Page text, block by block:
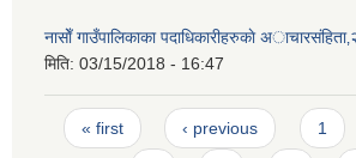
नासाेँ गाउँपालिकाका पदाधिकारीहरुकाे
मिति: 03/15/2018 - 16:47
Pages
« first ‹ previous 1